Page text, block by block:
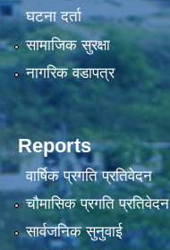
घटना दर्ता
सामाजिक सुरक्षा
नागरिक वडापत्र
Reports
वार्षिक प्रगति प्रतिवेदन
चौमासिक प्रगति प्रतिवेदन
सार्वजनिक सुनुवाई